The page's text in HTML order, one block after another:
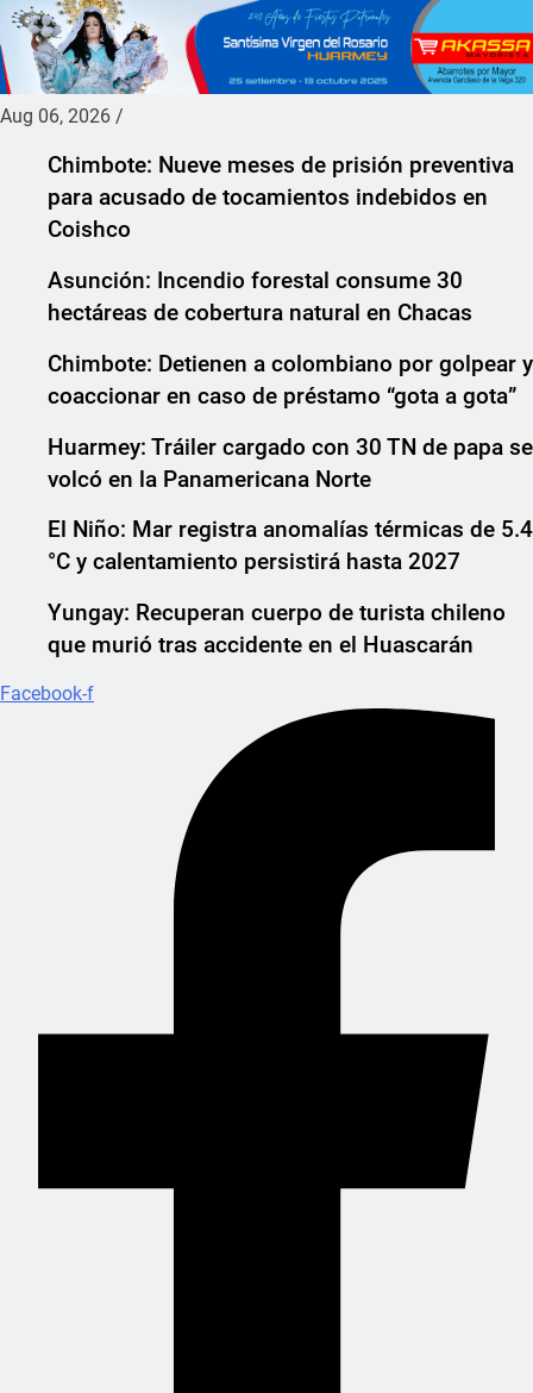
Aug 06, 2026 /
Chimbote: Nueve meses de prisión preventiva
para acusado de tocamientos indebidos en
Coishco
Asunción: Incendio forestal consume 30
hectáreas de cobertura natural en Chacas
Chimbote: Detienen a colombiano por golpear y
coaccionar en caso de préstamo “gota a gota”
Huarmey: Tráiler cargado con 30 TN de papa se
volcó en la Panamericana Norte
El Niño: Mar registra anomalías térmicas de 5.4
°C y calentamiento persistirá hasta 2027
Yungay: Recuperan cuerpo de turista chileno
que murió tras accidente en el Huascarán
Facebook-f